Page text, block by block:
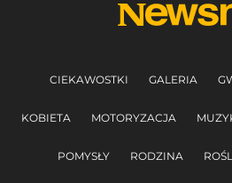
CIEKAWOSTKI GALERIA
KOBIETA MOTORYZACJA
POMYSŁY RODZINA